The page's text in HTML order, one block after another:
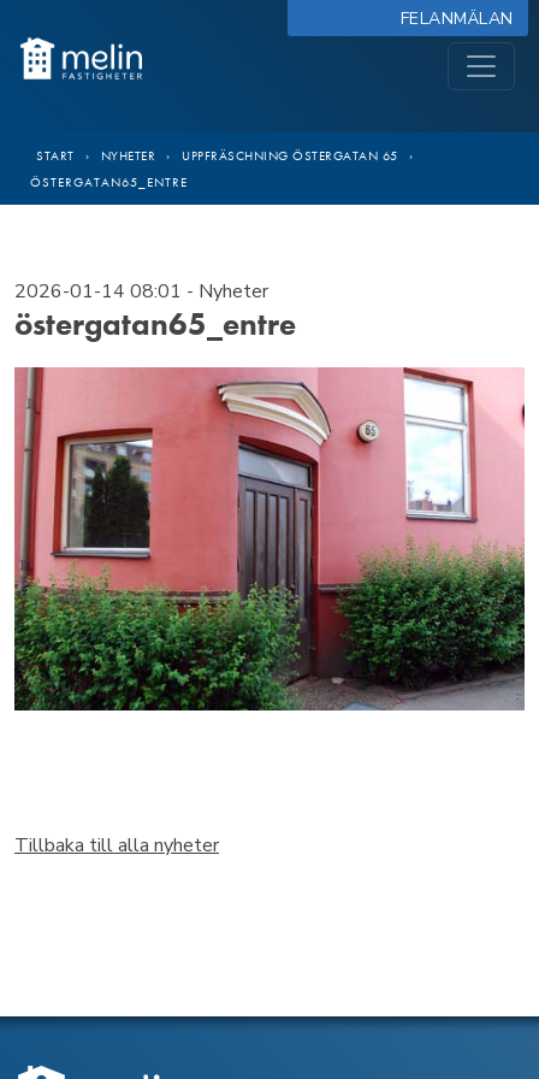
FELANMÄLAN
START › NYHETER › UPPFRÄSCHNING ÖSTERGATAN 65
›
ÖSTERGATAN65_ENTRE
2026-01-14 08:01 - Nyheter
östergatan65_entre
Tillbaka till alla nyheter